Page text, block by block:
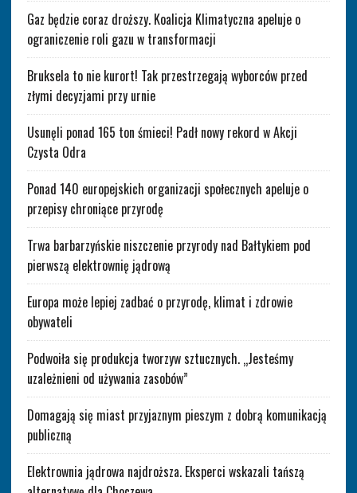
Gaz będzie coraz droższy. Koalicja Klimatyczna apeluje o
ograniczenie roli gazu w transformacji
Bruksela to nie kurort! Tak przestrzegają wyborców przed
złymi decyzjami przy urnie
Usunęli ponad 165 ton śmieci! Padł nowy rekord w Akcji
Czysta Odra
Ponad 140 europejskich organizacji społecznych apeluje o
przepisy chroniące przyrodę
Trwa barbarzyńskie niszczenie przyrody nad Bałtykiem pod
pierwszą elektrownię jądrową
Europa może lepiej zadbać o przyrodę, klimat i zdrowie
obywateli
Podwoiła się produkcja tworzyw sztucznych. „Jesteśmy
uzależnieni od używania zasobów”
Domagają się miast przyjaznym pieszym z dobrą komunikacją
publiczną
Elektrownia jądrowa najdroższa. Eksperci wskazali tańszą